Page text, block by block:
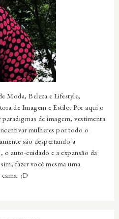
Moda, Beleza e Lifestyle,
de Imagem e Estilo. Por aqui o
de imagem, vestimenta
mulheres por todo o
são despertando a
auto-cuidado e a expansão da
fazer você mesma uma
;D